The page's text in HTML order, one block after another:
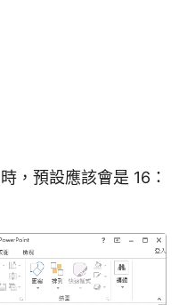
，預設應該會是 16：